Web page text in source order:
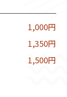
1,000円
1,350円
1,500円